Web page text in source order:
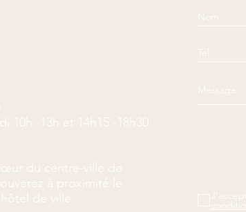
:
10h -13h et 14h15 -18h30
du centre-ville de
à proximité le
de ville.